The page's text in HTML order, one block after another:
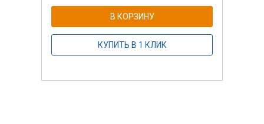
В КОРЗИНУ
КУПИТЬ В 1 КЛИК